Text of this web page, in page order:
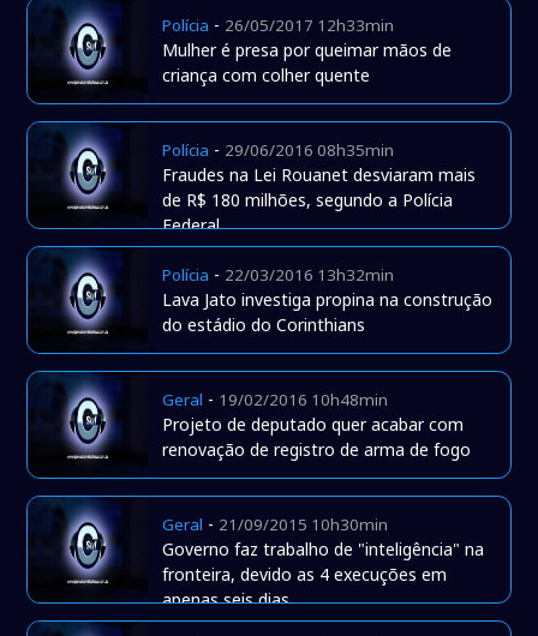
Polícia - 26/05/2017 12h33min
Mulher é presa por queimar mãos de
criança com colher quente
Polícia - 29/06/2016 08h35min
Fraudes na Lei Rouanet desviaram mais
de R$ 180 milhões, segundo a Polícia
Federal
Polícia - 22/03/2016 13h32min
Lava Jato investiga propina na construção
do estádio do Corinthians
Geral - 19/02/2016 10h48min
Projeto de deputado quer acabar com
renovação de registro de arma de fogo
Geral - 21/09/2015 10h30min
Governo faz trabalho de "inteligência" na
fronteira, devido as 4 execuções em
apenas seis dias